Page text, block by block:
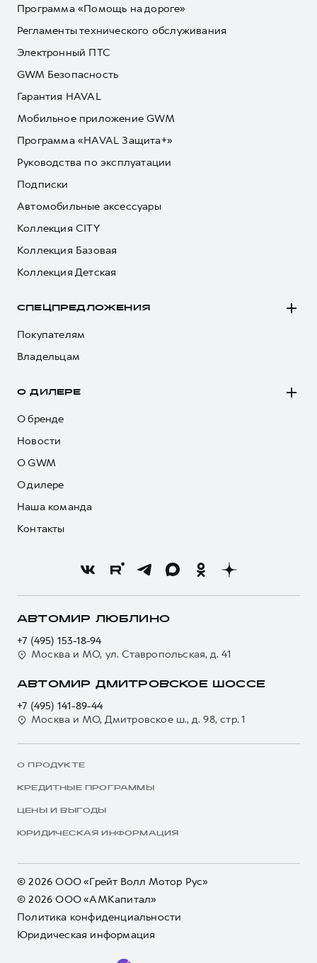
Программа «Помощь на дороге»
Регламенты технического обслуживания
Электронный ПТС
GWM Безопасность
Гарантия HAVAL
Мобильное приложение GWM
Программа «HAVAL Защита+»
Руководства по эксплуатации
Подписки
Автомобильные аксессуары
Коллекция CITY
Коллекция Базовая
Коллекция Детская
СПЕЦПРЕДЛОЖЕНИЯ
Покупателям
Владельцам
О ДИЛЕРЕ
О бренде
Новости
О GWM
О дилере
Наша команда
Контакты
АВТОМИР ЛЮБЛИНО
+7 (495) 153-18-94
Москва и МО, ул. Ставропольская, д. 41
АВТОМИР ДМИТРОВСКОЕ ШОССЕ
+7 (495) 141-89-44
Москва и МО, Дмитровское ш., д. 98, стр. 1
О ПРОДУКТЕ
КРЕДИТНЫЕ ПРОГРАММЫ
ЦЕНЫ И ВЫГОДЫ
ЮРИДИЧЕСКАЯ ИНФОРМАЦИЯ
© 2026 ООО «Грейт Волл Мотор Рус»
© 2026 ООО «АМКапитал»
Политика конфиденциальности
Юридическая информация